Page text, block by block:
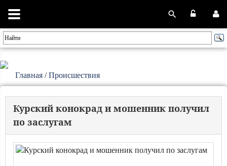
Главная /Происшествия
Курский конокрад и мошенник получил
по заслугам